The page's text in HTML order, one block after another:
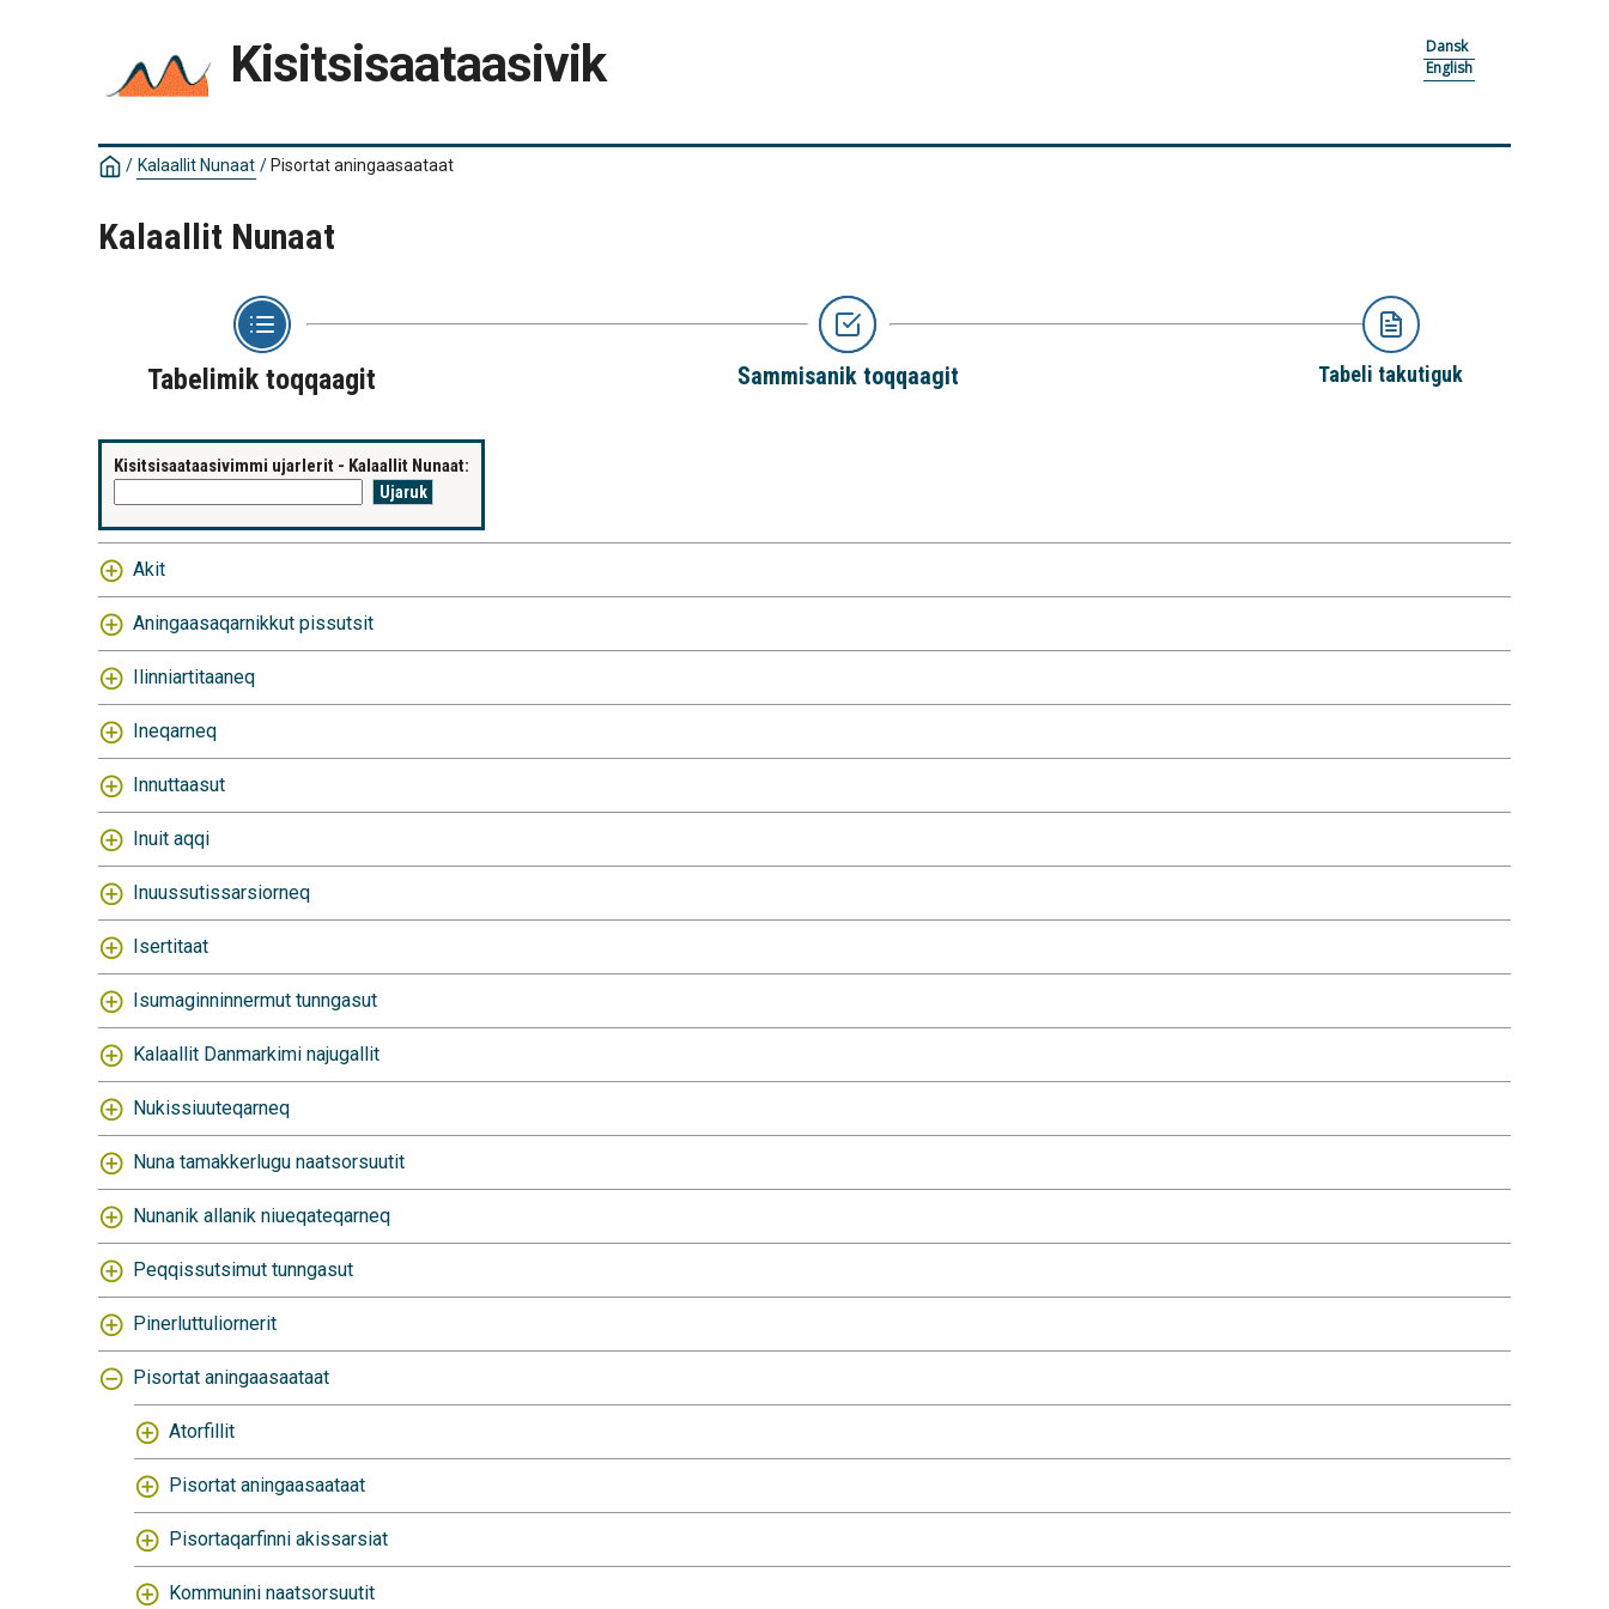
Kisitsisaataasivik
Dansk
English
/ Kalaallit Nunaat / Pisortat aningaasaataat
Kalaallit Nunaat
Tabelimik toqqaagit Sammisanik toqqaagit Tabeli takutiguk
Kisitsisaataasivimmi ujarlerit - Kalaallit Nunaat:
Akit
Aningaasaqarnikkut pissutsit
Ilinniartitaaneq
Ineqarneq
Innuttaasut
Inuit aqqi
Inuussutissarsiorneq
Isertitaat
Isumaginninnermut tunngasut
Kalaallit Danmarkimi najugallit
Nukissiuuteqarneq
Nuna tamakkerlugu naatsorsuutit
Nunanik allanik niueqateqarneq
Peqqissutsimut tunngasut
Pinerluttuliornerit
Pisortat aningaasaataat
Atorfillit
Pisortat aningaasaataat
Pisortaqarfinni akissarsiat
Kommunini naatsorsuutit